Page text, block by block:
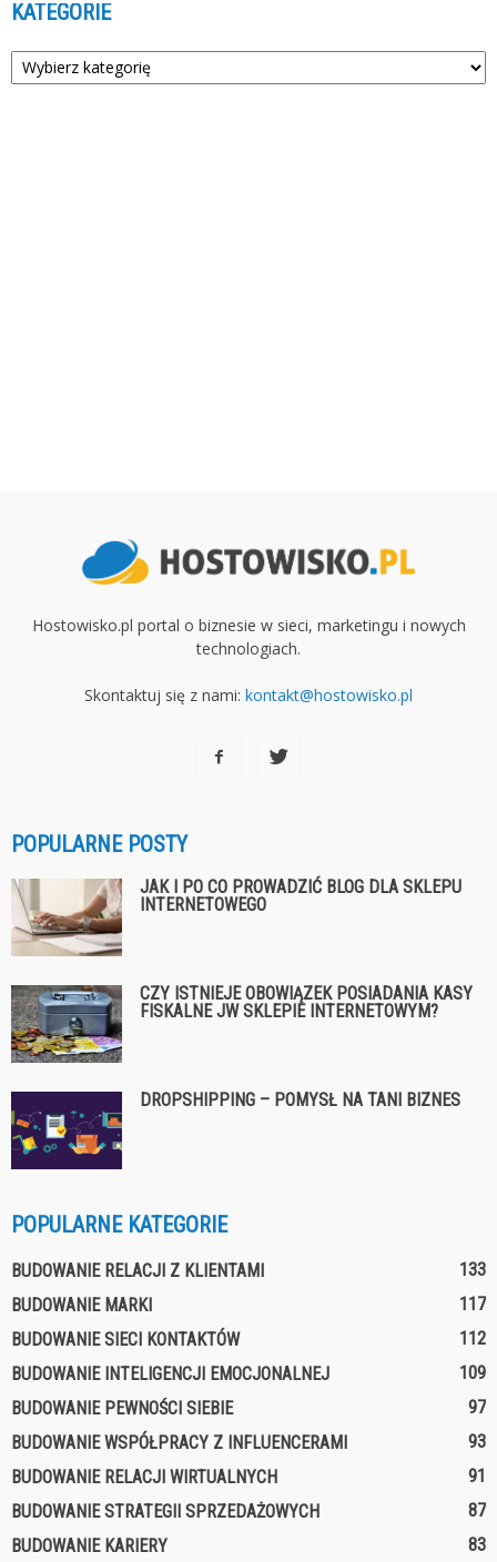
KATEGORIE
Kategorie
Hostowisko.pl portal o biznesie w sieci, marketingu i nowych
technologiach.
Skontaktuj się z nami: kontakt@hostowisko.pl
POPULARNE POSTY
JAK I PO CO PROWADZIĆ BLOG DLA SKLEPU
INTERNETOWEGO
CZY ISTNIEJE OBOWIĄZEK POSIADANIA KASY
FISKALNE JW SKLEPIE INTERNETOWYM?
DROPSHIPPING – POMYSŁ NA TANI BIZNES
POPULARNE KATEGORIE
BUDOWANIE RELACJI Z KLIENTAMI
133
BUDOWANIE MARKI
117
BUDOWANIE SIECI KONTAKTÓW
112
BUDOWANIE INTELIGENCJI EMOCJONALNEJ
109
BUDOWANIE PEWNOŚCI SIEBIE
97
BUDOWANIE WSPÓŁPRACY Z INFLUENCERAMI
93
BUDOWANIE RELACJI WIRTUALNYCH
91
BUDOWANIE STRATEGII SPRZEDAŻOWYCH
87
BUDOWANIE KARIERY
83